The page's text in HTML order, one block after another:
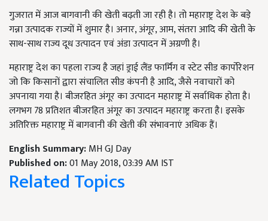
गुजरात में आज बागवानी की खेती बढ़ती जा रही है। तो महाराष्ट्र देश के बड़े
गन्ना उत्पादक राज्यों में शुमार है। अनार, अंगूर, आम, संतरा आदि की खेती के
साथ-साथ राज्य दूध उत्पादन एवं अंडा उत्पादन में अग्रणी है।
महाराष्ट्र देश का पहला राज्य है जहां ड्राई लैंड फार्मिंग व स्टेट सीड कार्पोरेशन
जो कि किसानों द्वारा संचालित सीड कंपनी है आदि, जैसे नवाचारों को
अपनाया गया है। बीजरहित अंगूर का उत्पादन महाराष्ट्र में सर्वाधिक होता है।
लगभग 78 प्रतिशत बीजरहित अंगूर का उत्पादन महाराष्ट्र करता है। इसके
अतिरिक्त महाराष्ट्र में बागवानी की खेती की संभावनाएं अधिक हैं।
English Summary:MH GJ Day
Published on:01 May 2018, 03:39 AM IST
Related Topics